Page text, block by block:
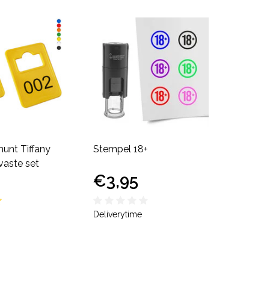
Tiffany
set
Stempel 18+
€3,95
Deliverytime